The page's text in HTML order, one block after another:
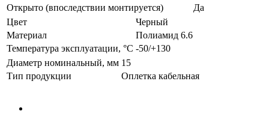
Открыто (впоследствии монтируется)
Да
Цвет
Черный
Материал
Полиамид 6.6
Температура эксплуатации, °С -50/+130
Диаметр номинальный, мм 15
Тип продукции
Оплетка кабельная